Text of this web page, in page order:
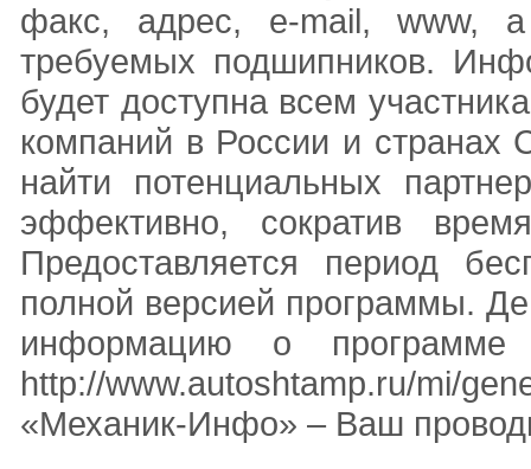
факс, адрес, e-mail, www, а
требуемых подшипников.
будет доступна всем
компаний в России и
найти потенциальных
эффективно, сократив
Предоставляется период
полной версией программы.
информацию о
http://www.autoshtamp.ru/
«Механик-Инфо» – Ваш